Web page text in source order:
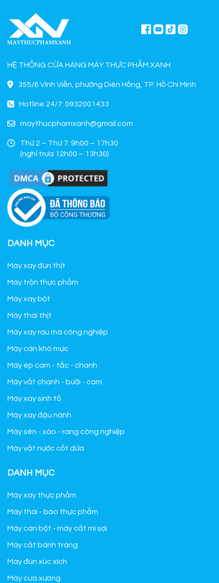
HỆ THỐNG CỬA HÀNG MÁY THỰC PHẨM XANH
355/6 Vĩnh Viễn, phường Diên Hồng, TP. Hồ Chí Minh
Hotline 24/7: 0932001433
maythucphamxanh@gmail.com
Thứ 2 – Thứ 7: 9h00 – 17h30
(nghỉ trưa 12h00 – 13h30)
DANH MỤC
Máy xay đùn thịt
Máy trộn thực phẩm
Máy xay bột
Máy thái thịt
Máy xay rau má công nghiệp
Máy cán khô mực
Máy ép cam - tắc - chanh
Máy vắt chanh - bưởi - cam
Máy xay sinh tố
Máy xay đậu nành
Máy sên - xào - rang công nghiệp
Máy vắt nước cốt dừa
DANH MỤC
Máy xay thực phẩm
Máy thái - bào thực phẩm
Máy cán bột - máy cắt mì sợi
Máy cắt bánh tráng
Máy đùn xúc xích
Máy cưa xương